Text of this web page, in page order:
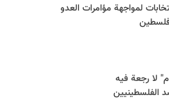
لمواجهة مؤامرات العدو
فلسطين
لا رجعة فيه
الفلسطينيين